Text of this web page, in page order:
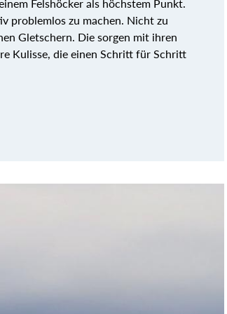
Felshöcker als höchstem Punkt.
problemlos zu machen. Nicht zu
Gletschern. Die sorgen mit ihren
Kulisse, die einen Schritt für Schritt